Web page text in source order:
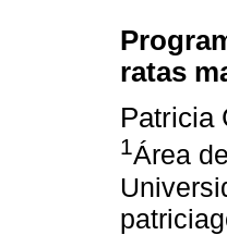
ratas
Patricia
1Área